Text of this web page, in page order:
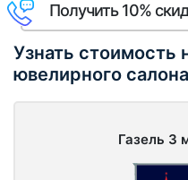
Получить 10%
Узнать стоимость
ювелирного салона
Газель 3